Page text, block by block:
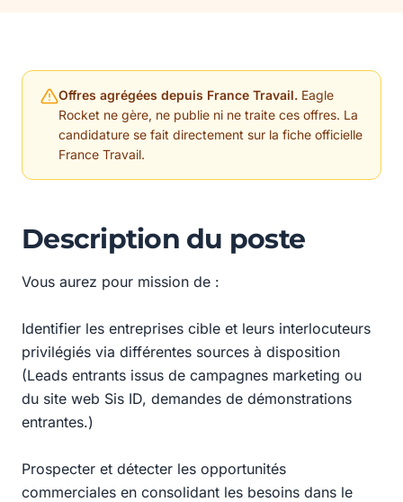
Offres agrégées depuis France Travail. Eagle
Rocket ne gère, ne publie ni ne traite ces offres. La
candidature se fait directement sur la fiche officielle
France Travail.
Description du poste
Vous aurez pour mission de :
Identifier les entreprises cible et leurs interlocuteurs
privilégiés via différentes sources à disposition
(Leads entrants issus de campagnes marketing ou
du site web Sis ID, demandes de démonstrations
entrantes.)
Prospecter et détecter les opportunités
commerciales en consolidant les besoins dans le